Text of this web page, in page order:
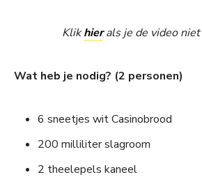
Klikhierals je de video niet
Wat heb je nodig? (2 personen)
6 sneetjes wit Casinobrood
200 milliliter slagroom
2 theelepels kaneel